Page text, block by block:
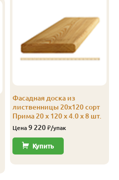
Фасадная доска из
лиственницы 20х120 сорт
Прима 20 x 120 x 4.0 x 8 шт.
Цена 9 220 ₽/упак
Купить